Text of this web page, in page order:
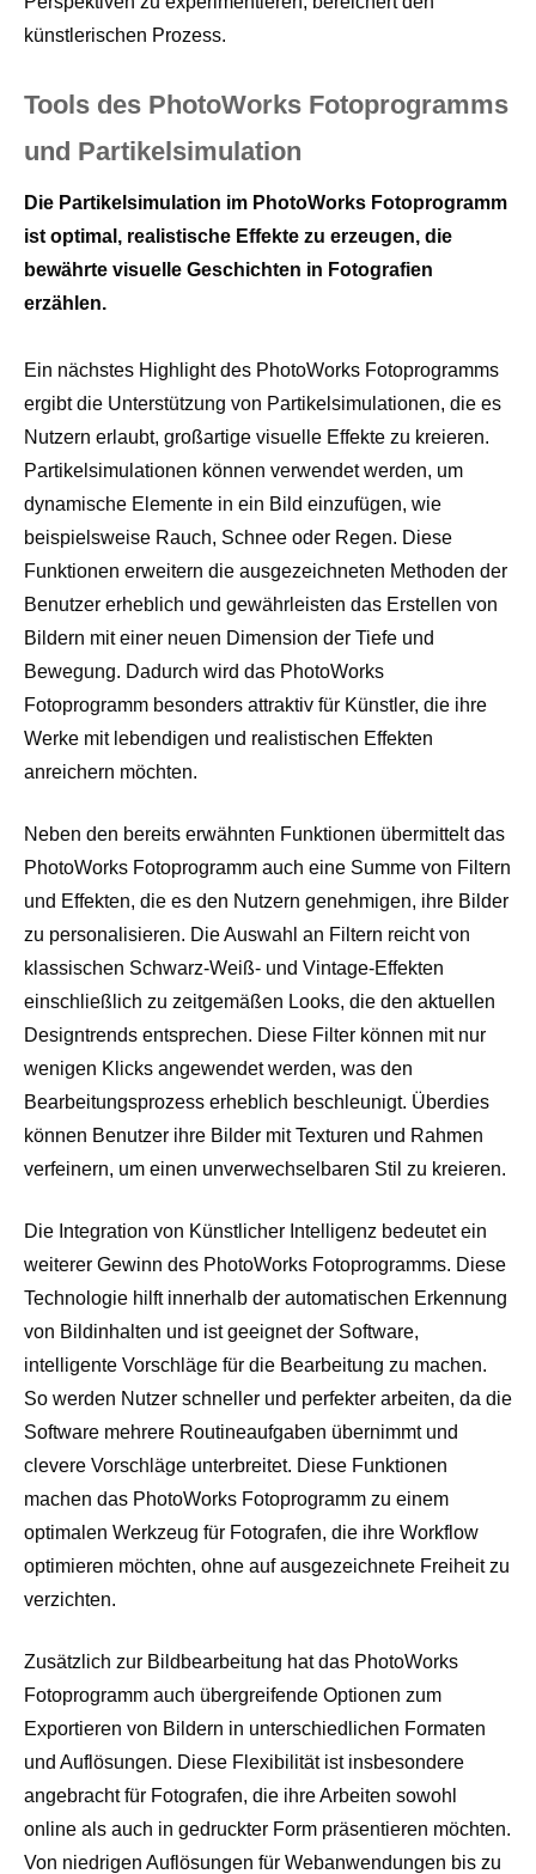
künstlerischen Prozess.
Tools des PhotoWorks Fotoprogramms
und Partikelsimulation
Die Partikelsimulation im PhotoWorks Fotoprogramm
ist optimal, realistische Effekte zu erzeugen, die
bewährte visuelle Geschichten in Fotografien
erzählen.
Ein nächstes Highlight des PhotoWorks Fotoprogramms
ergibt die Unterstützung von Partikelsimulationen, die es
Nutzern erlaubt, großartige visuelle Effekte zu kreieren.
Partikelsimulationen können verwendet werden, um
dynamische Elemente in ein Bild einzufügen, wie
beispielsweise Rauch, Schnee oder Regen. Diese
Funktionen erweitern die ausgezeichneten Methoden der
Benutzer erheblich und gewährleisten das Erstellen von
Bildern mit einer neuen Dimension der Tiefe und
Bewegung. Dadurch wird das PhotoWorks
Fotoprogramm besonders attraktiv für Künstler, die ihre
Werke mit lebendigen und realistischen Effekten
anreichern möchten.
Neben den bereits erwähnten Funktionen übermittelt das
PhotoWorks Fotoprogramm auch eine Summe von Filtern
und Effekten, die es den Nutzern genehmigen, ihre Bilder
zu personalisieren. Die Auswahl an Filtern reicht von
klassischen Schwarz-Weiß- und Vintage-Effekten
einschließlich zu zeitgemäßen Looks, die den aktuellen
Designtrends entsprechen. Diese Filter können mit nur
wenigen Klicks angewendet werden, was den
Bearbeitungsprozess erheblich beschleunigt. Überdies
können Benutzer ihre Bilder mit Texturen und Rahmen
verfeinern, um einen unverwechselbaren Stil zu kreieren.
Die Integration von Künstlicher Intelligenz bedeutet ein
weiterer Gewinn des PhotoWorks Fotoprogramms. Diese
Technologie hilft innerhalb der automatischen Erkennung
von Bildinhalten und ist geeignet der Software,
intelligente Vorschläge für die Bearbeitung zu machen.
So werden Nutzer schneller und perfekter arbeiten, da die
Software mehrere Routineaufgaben übernimmt und
clevere Vorschläge unterbreitet. Diese Funktionen
machen das PhotoWorks Fotoprogramm zu einem
optimalen Werkzeug für Fotografen, die ihre Workflow
optimieren möchten, ohne auf ausgezeichnete Freiheit zu
verzichten.
Zusätzlich zur Bildbearbeitung hat das PhotoWorks
Fotoprogramm auch übergreifende Optionen zum
Exportieren von Bildern in unterschiedlichen Formaten
und Auflösungen. Diese Flexibilität ist insbesondere
angebracht für Fotografen, die ihre Arbeiten sowohl
online als auch in gedruckter Form präsentieren möchten.
Von niedrigen Auflösungen für Webanwendungen bis zu